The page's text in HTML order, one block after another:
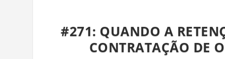
#271: QUANDO A
CONTRATAÇÃO DE